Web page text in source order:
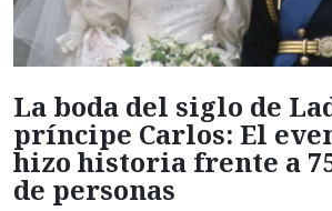
La boda del siglo de
príncipe Carlos: El
hizo historia frente a
de personas